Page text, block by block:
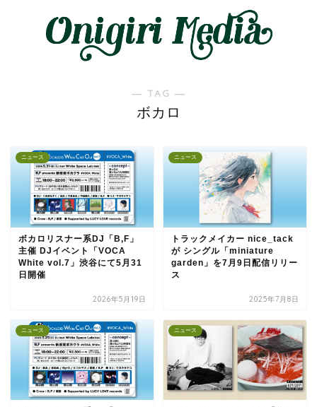
― TAG ―
ボカロ
ニュース
ボカロリスナー系DJ「B,F」
主催 DJイベント「VOCA
White vol.7」渋谷にて5月31
日開催
2026年5月19日
ニュース
トラックメイカー nice_tack
が シングル「miniature
garden」を7月9日配信リリー
ス
2025年7月8日
ニュース ニュース